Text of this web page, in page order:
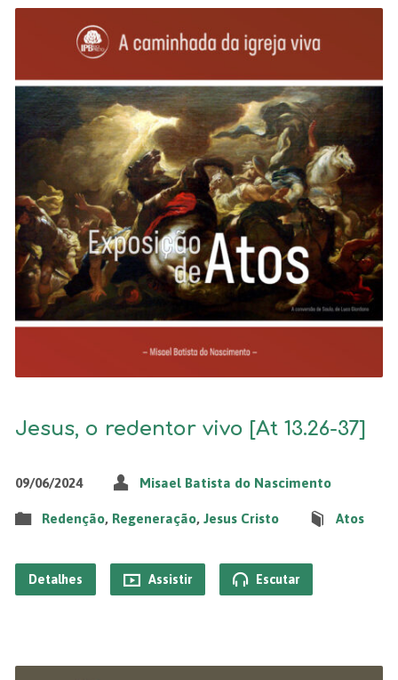
Jesus, o redentor vivo [At 13.26-37]
09/06/2024 Misael Batista do Nascimento
Redenção, Regeneração, Jesus Cristo Atos
Detalhes Assistir Escutar